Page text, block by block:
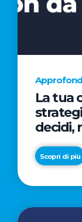
La tua
decidi,
Scopri di più